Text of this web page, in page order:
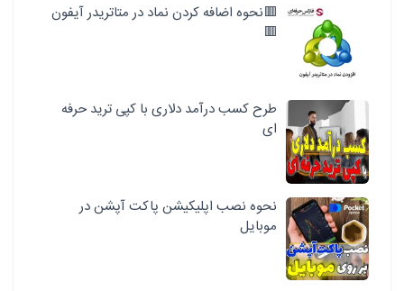
🟥نحوه اضافه کردن نماد در متاتریدر آیفون
🟥
طرح کسب درآمد دلاری با کپی ترید حرفه
ای
نحوه نصب اپلیکیشن پاکت آپشن در
موبایل